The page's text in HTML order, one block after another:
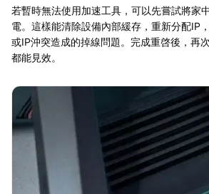
若暫時無法使用加速工具，可以先嘗試將家
電。這樣能清除設備內部緩存，重新分配IP
或IP沖突造成的掉線問題。完成重啓後，再
都能見效。